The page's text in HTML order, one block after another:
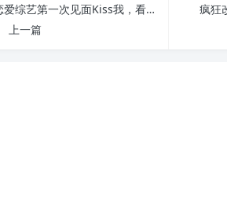
细节决定成败，日本恋爱综艺第一次见面Kiss我，看看他们是如何准备的
上一篇
疯狂